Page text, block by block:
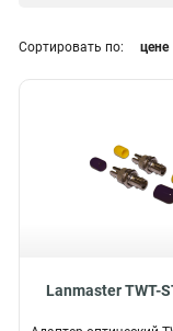
Сортировать по: цене
Lanmaster TWT-